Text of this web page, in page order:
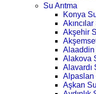
Su Arıtma
Konya
Akşehir
Alaaddin
Alakova
Alavardı
Alpaslan
Aşkan